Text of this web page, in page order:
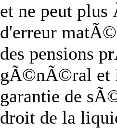
et ne peut
d'erreur
des pensions
gÃ©nÃ©ral et
garantie de
droit de la